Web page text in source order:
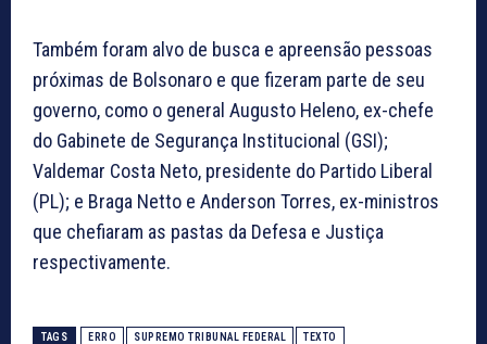
Também foram alvo de busca e apreensão pessoas
próximas de Bolsonaro e que fizeram parte de seu
governo, como o general Augusto Heleno, ex-chefe
do Gabinete de Segurança Institucional (GSI);
Valdemar Costa Neto, presidente do Partido Liberal
(PL); e Braga Netto e Anderson Torres, ex-ministros
que chefiaram as pastas da Defesa e Justiça
respectivamente.
TAGS ERRO SUPREMO TRIBUNAL FEDERAL TEXTO